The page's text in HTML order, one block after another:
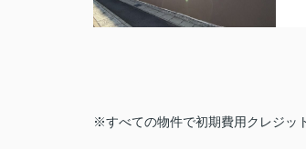
※すべての物件で初期費用クレジッ